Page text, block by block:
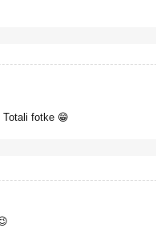
fotke 😁